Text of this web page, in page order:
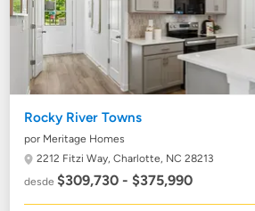
Rocky River Towns
por Meritage Homes
2212 Fitzi Way,Charlotte, NC 28213
desde$309,730 - $375,990